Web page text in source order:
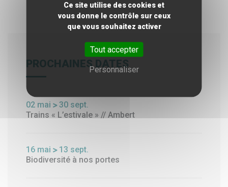
PROCHAINES DATES
02 mai 30 sept.
Trains « L’estivale » // Ambert
16 mai 13 sept.
Biodiversité à nos portes
Ce site utilise des cookies et
vous donne le contrôle sur ceux
que vous souhaitez activer
Tout accepter
Personnaliser